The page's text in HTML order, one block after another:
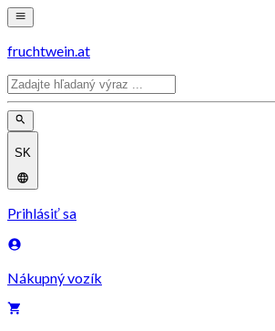
fruchtwein.at
SK
Prihlásiť sa
Nákupný vozík